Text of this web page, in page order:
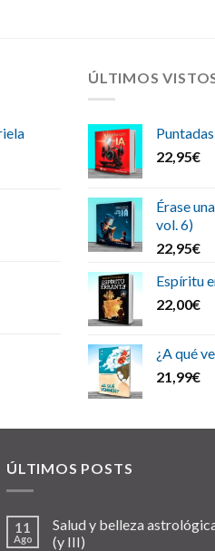
ÚLTIMOS
22,95€
Érase
vol. 6)
22,95€
Espíritu
22,00€
¿A qué
21,99€
ÚLTIMOS POSTS
11
Ago
Salud y belleza
(y III)